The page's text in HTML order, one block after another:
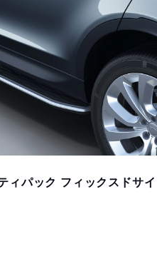
ィパック フィックスドサイ